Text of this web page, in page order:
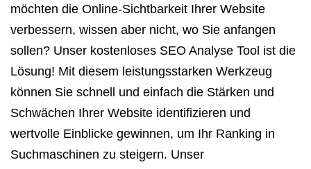
möchten die Online-Sichtbarkeit Ihrer Website
verbessern, wissen aber nicht, wo Sie anfangen
sollen? Unser kostenloses SEO Analyse Tool ist die
Lösung! Mit diesem leistungsstarken Werkzeug
können Sie schnell und einfach die Stärken und
Schwächen Ihrer Website identifizieren und
wertvolle Einblicke gewinnen, um Ihr Ranking in
Suchmaschinen zu steigern. Unser